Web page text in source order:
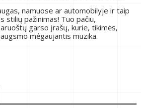
namuose ar automobilyje ir taip
stilių pažinimas! Tuo pačiu,
garso įrašų, kurie, tikimės,
mėgaujantis muzika.